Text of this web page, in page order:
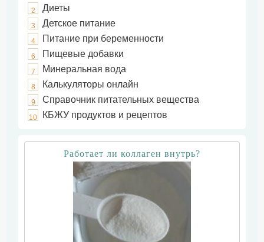
2 Диеты
3 Детское питание
4 Питание при беременности
6 Пищевые добавки
7 Минеральная вода
8 Калькуляторы онлайн
9 Справочник питательных вещества
10 КБЖУ продуктов и рецептов
Работает ли коллаген внутрь?